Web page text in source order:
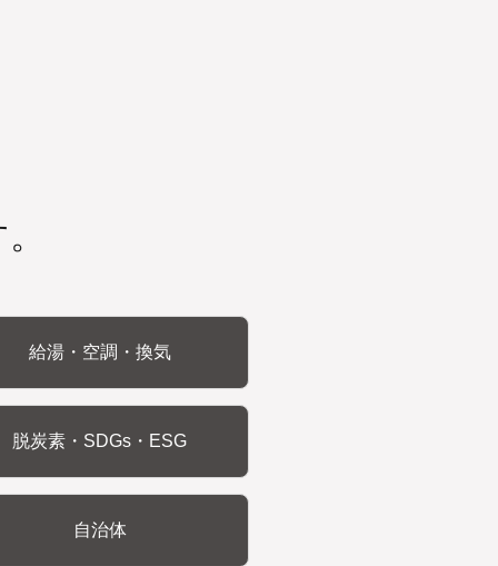
給湯・空調・換気
脱炭素・SDGs・ESG
自治体